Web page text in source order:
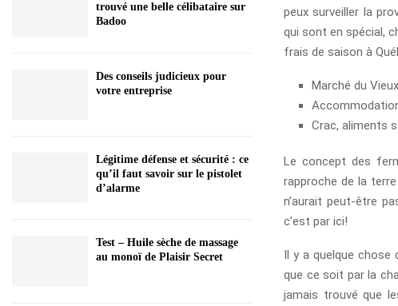
peux surveiller la
qui sont en spécial,
frais de saison à
Marché du
Crac, aliments
Le concept des
rapproche de la
n’aurait peut-être
c’est par ici!
Il y a quelque chose
que ce soit par la
jamais trouvé que
trouvé une belle célibataire sur
Badoo
Des conseils judicieux pour
votre entreprise
Légitime défense et sécurité : ce
qu’il faut savoir sur le pistolet
d’alarme
Test – Huile sèche de massage
au monoï de Plaisir Secret